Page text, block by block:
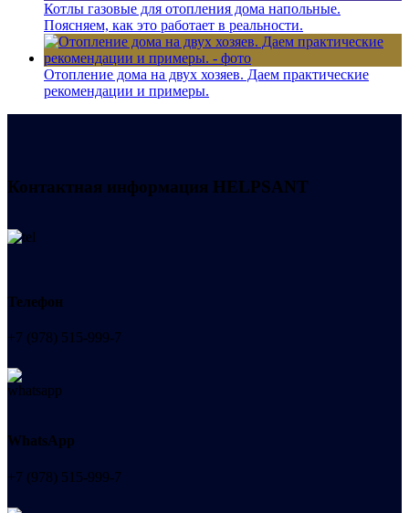
Котлы газовые для отопления дома напольные.
Поясняем, как это работает в реальности.
Отопление дома на двух хозяев. Даем практические
рекомендации и примеры.
Контактная информация HELPSANT
Телефон
+7 (978) 515-999-7
WhatsApp
+7 (978) 515-999-7